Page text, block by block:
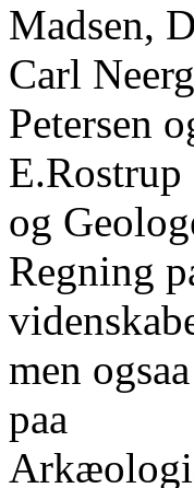
Madsen,
Carl
Petersen
E.Rostrup
og
Regning
men
paa